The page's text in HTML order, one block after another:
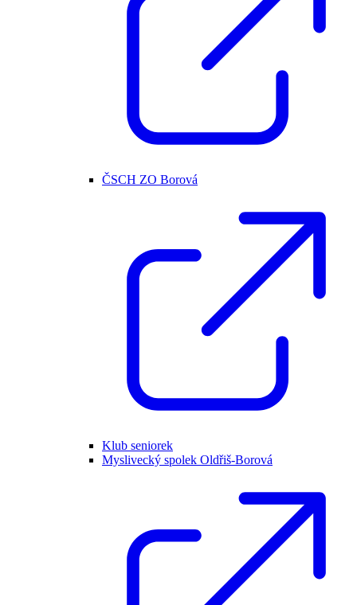
ČSCH ZO Borová
Klub seniorek
Myslivecký spolek Oldřiš-Borová